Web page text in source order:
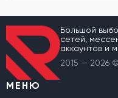
Большой
сетей,
аккаунтов и
2015 — 2026
МЕНЮ